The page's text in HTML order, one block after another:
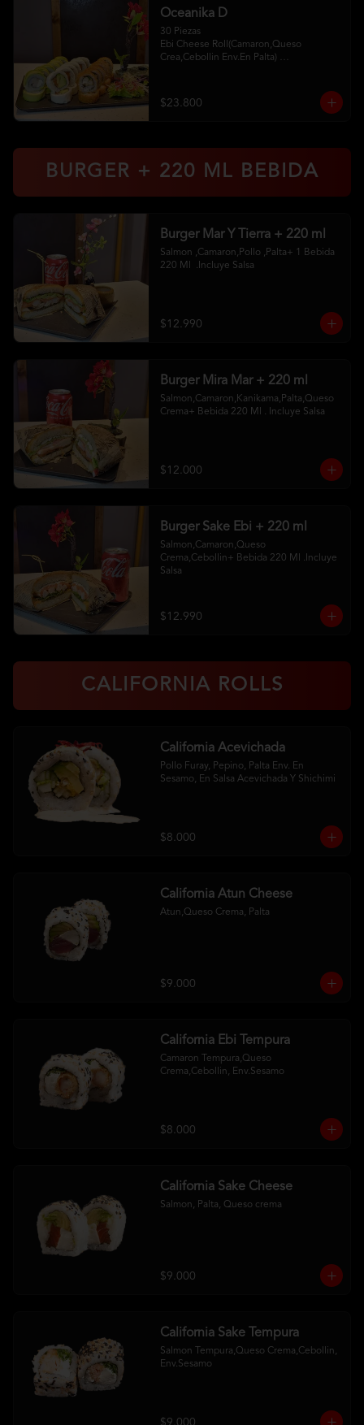
Oceanika D
30 Piezas
Ebi Cheese Roll(Camaron,Queso
Crea,Cebollin Env.En Palta)
Chikken Furay (Pollo,Queso Crema
,Ciboulette Env En Panko
$23.800
BURGER + 220 ML BEBIDA
Burger Mar Y Tierra + 220 ml
Salmon ,Camaron,Pollo ,Palta+ 1 Bebida
220 Ml  .Incluye Salsa
$12.990
Burger Mira Mar + 220 ml
Salmon,Camaron,Kanikama,Palta,Queso
Crema+ Bebida 220 Ml . Incluye Salsa
$12.000
Burger Sake Ebi + 220 ml
Salmon,Camaron,Queso
Crema,Cebollin+ Bebida 220 Ml .Incluye
Salsa
$12.990
CALIFORNIA ROLLS
California Acevichada
Pollo Furay, Pepino, Palta Env. En
Sesamo, En Salsa Acevichada Y Shichimi
$8.000
California Atun Cheese
Atun,Queso Crema, Palta
$9.000
California Ebi Tempura
Camaron Tempura,Queso
Crema,Cebollin, Env.Sesamo
$8.000
California Sake Cheese
Salmon, Palta, Queso crema
$9.000
California Sake Tempura
Salmon Tempura,Queso Crema,Cebollin,
Env.Sesamo
$9.000